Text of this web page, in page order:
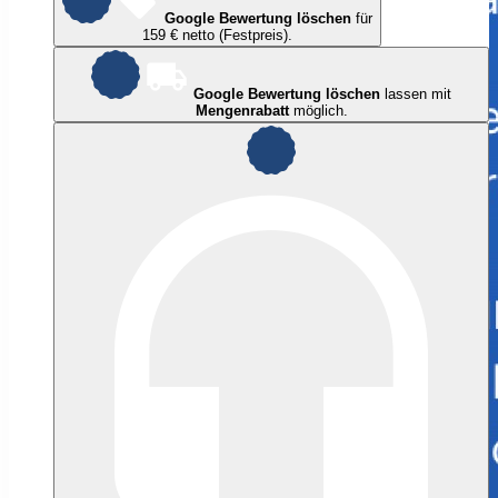
Google Bewertung löschen für
159 € netto (Festpreis).
Google Bewertung löschen lassen mit
Mengenrabattmöglich.